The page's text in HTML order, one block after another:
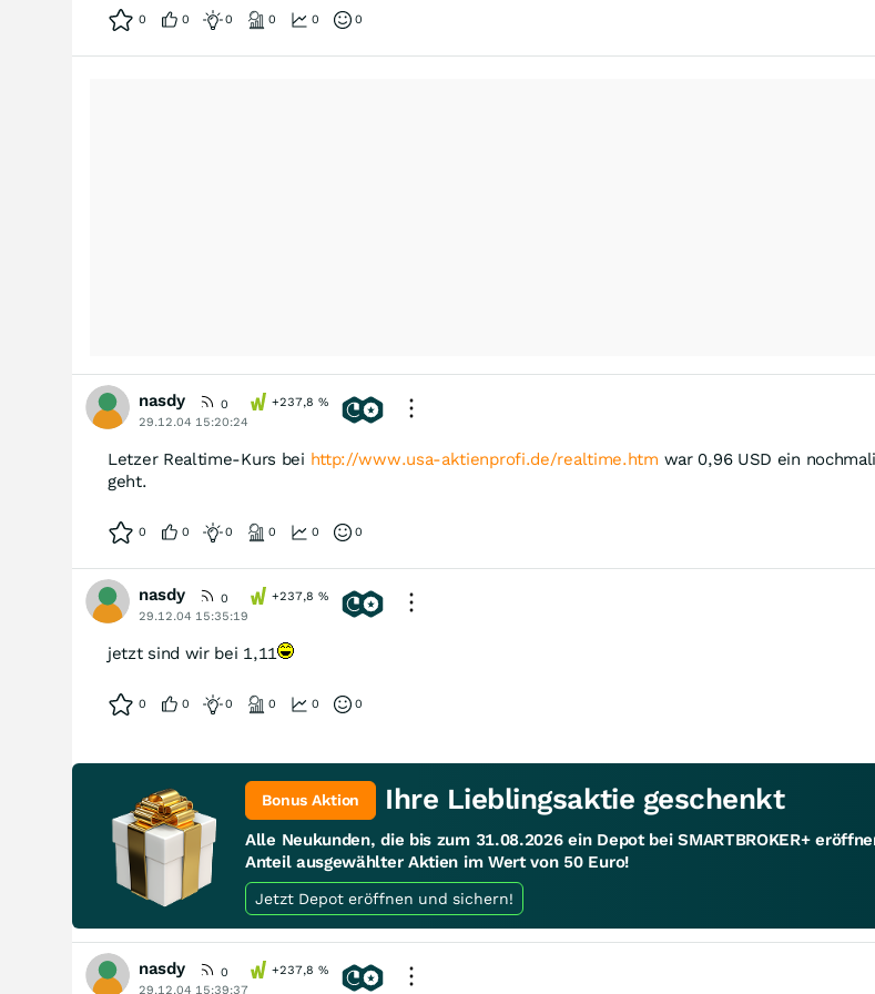
0 0 0 0 0 0
nasdy 0 +237,8 %
29.12.04 15:20:24
Letzer Realtime-Kurs bei http://www.usa-aktienprofi.de/realtime.htm war 0,96 USD ein
geht.
0 0 0 0 0 0
nasdy 0 +237,8 %
29.12.04 15:35:19
jetzt sind wir bei 1,11
0 0 0 0 0 0
Bonus Aktion Ihre Lieblingsaktie geschenkt
Alle Neukunden, die bis zum 31.08.2026 ein Depot bei SMARTBROKER+
Anteil ausgewählter Aktien im Wert von 50 Euro!
Jetzt Depot eröffnen und sichern!
nasdy 0 +237,8 %
29.12.04 15:39:37